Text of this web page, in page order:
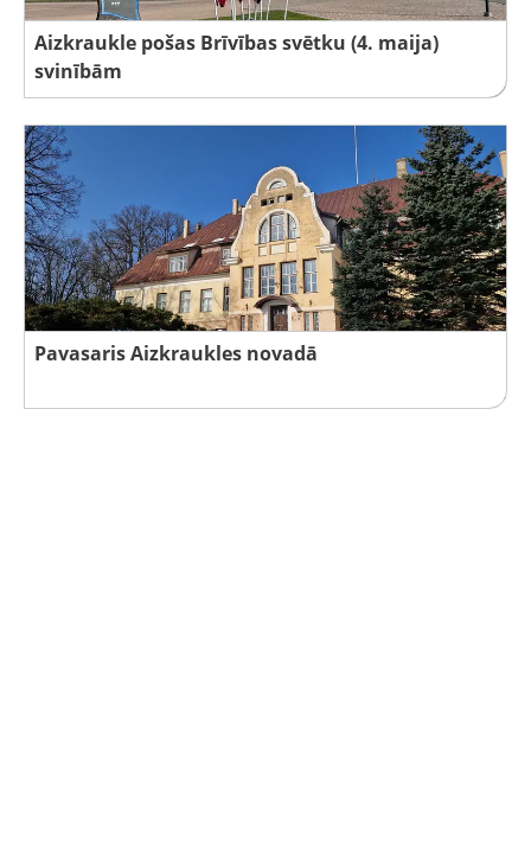
Aizkraukle pošas Brīvības svētku (4. maija)
svinībām
Pavasaris Aizkraukles novadā